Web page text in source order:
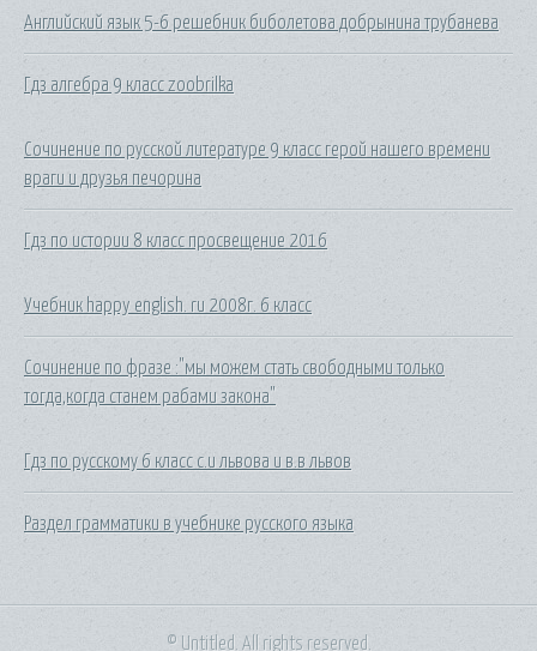
Английский язык 5-6 решебник биболетова добрынина трубанева
Гдз алгебра 9 класс zoobrilka
Сочинение по русской литературе 9 класс герой нашего времени
враги и друзья печорина
Гдз по истории 8 класс просвещение 2016
Учебник happy english. ru 2008г. 6 класс
Сочинение по фразе :"мы можем стать свободными только
тогда,когда станем рабами закона"
Гдз по русскому 6 класс с.и львова и в.в львов
Раздел грамматики в учебнике русского языка
© Untitled. All rights reserved.